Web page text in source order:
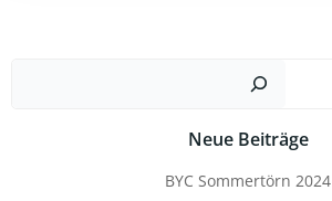
Neue Beiträge
BYC Sommertörn 2024